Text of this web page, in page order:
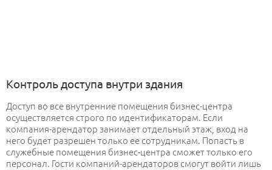
Контроль доступа внутри здания
Доступ во все внутренние помещения бизнес-центра
осуществляется строго по идентификаторам. Если
компания-арендатор занимает отдельный этаж, вход на
него будет разрешен только ее сотрудникам. Попасть в
служебные помещения бизнес-центра сможет только его
персонал. Гости компаний-арендаторов смогут войти лишь